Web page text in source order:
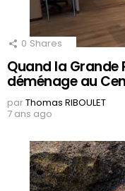
0 Shares
Quand la Grande
déménage au
parThomas RIBOULET
7 ans ago